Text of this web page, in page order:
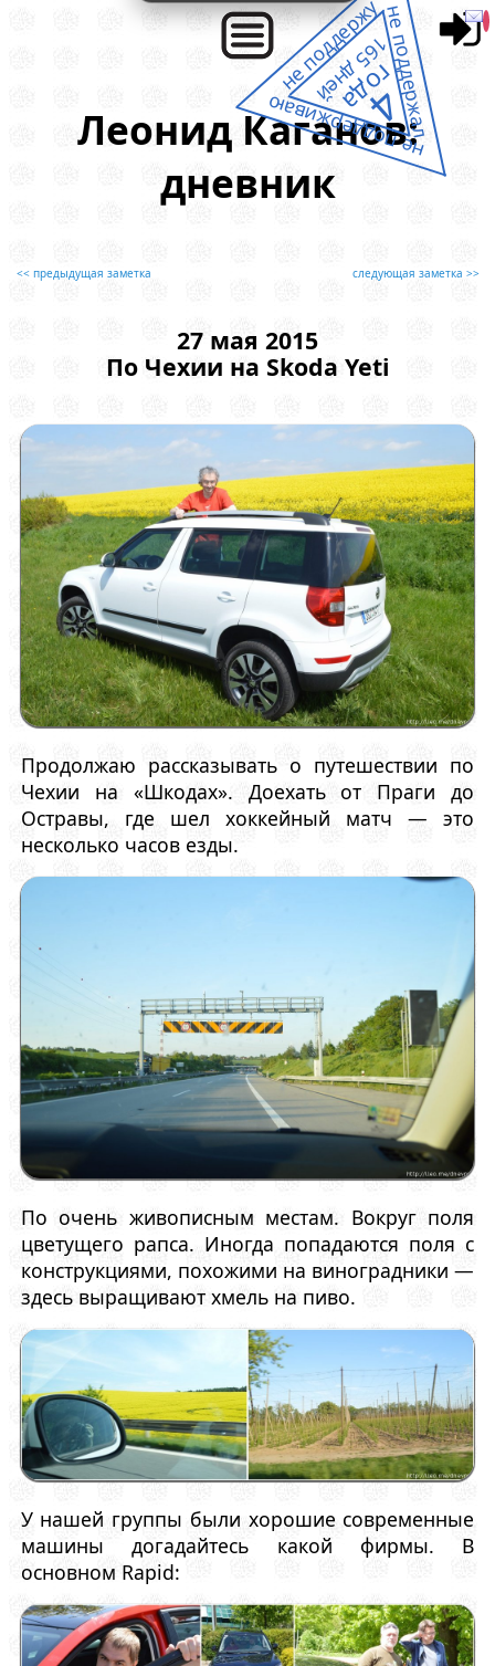
Леонид Каганов:
дневник
<< предыдущая заметка следующая заметка >>
27 мая 2015
По Чехии на Skoda Yeti
Продолжаю рассказывать о путешествии по
Чехии на «Шкодах». Доехать от Праги до
Остравы, где шел хоккейный матч — это
несколько часов езды.
По очень живописным местам. Вокруг поля
цветущего рапса. Иногда попадаются поля с
конструкциями, похожими на виноградники —
здесь выращивают хмель на пиво.
У нашей группы были хорошие современные
машины догадайтесь какой фирмы. В
основном Rapid:
не поддержал
не поддерживаю
не поддержу
4
года
165 дней